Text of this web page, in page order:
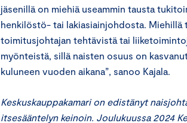
jäsenillä on miehiä useammin tausta
henkilöstö- tai lakiasiainjohdosta. Miehillä
toimitusjohtajan tehtävistä tai
myönteistä, sillä naisten osuus on
kuluneen vuoden aikana”, sanoo Kajala.
Keskuskauppakamari on edistänyt
itsesääntelyn keinoin. Joulukuussa 2024